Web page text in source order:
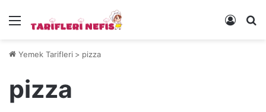
Menü Kayıt
Yemek Tarifleri > pizza
pizza